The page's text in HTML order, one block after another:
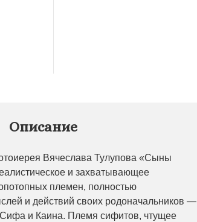
Описание
Вячеслава Тулупова «Сыны
и захватывающее
племен, полностью
и действий своих родоначальников —
и Каина. Племя сифитов, чтущее